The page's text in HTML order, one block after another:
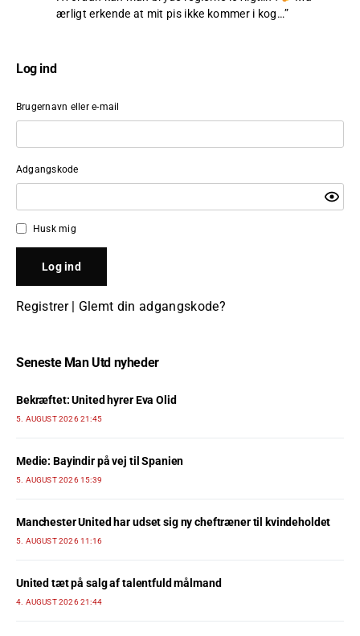
ærligt erkende at mit pis ikke kommer i kog…”
Log ind
Brugernavn eller e-mail
Adgangskode
Husk mig
Registrer| Glemt din adgangskode?
Seneste Man Utd nyheder
Bekræftet: United hyrer Eva Olid
5. AUGUST 2026 21:45
Medie: Bayindir på vej til Spanien
5. AUGUST 2026 15:39
Manchester United har udset sig ny cheftræner til kvindeholdet
5. AUGUST 2026 11:16
United tæt på salg af talentfuld målmand
4. AUGUST 2026 21:44